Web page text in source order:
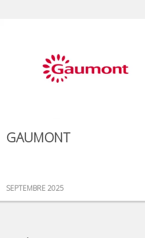
GAUMONT
SEPTEMBRE 2025